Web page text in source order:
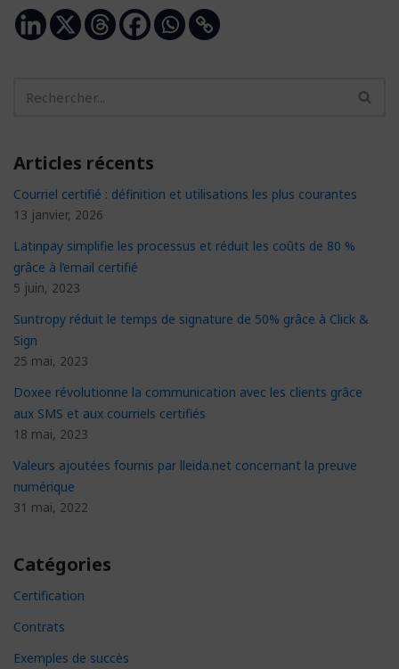
Articles récents
Courriel certifié : définition et utilisations les plus courantes
13 janvier, 2026
Latinpay simplifie les processus et réduit les coûts de 80 %
grâce à l’email certifié
5 juin, 2023
Suntropy réduit le temps de signature de 50% grâce à Click &
Sign
25 mai, 2023
Doxee révolutionne la communication avec les clients grâce
aux SMS et aux courriels certifiés
18 mai, 2023
Valeurs ajoutées fournis par lleida.net concernant la preuve
numérique
31 mai, 2022
Catégories
Certification
Contrats
Exemples de succès